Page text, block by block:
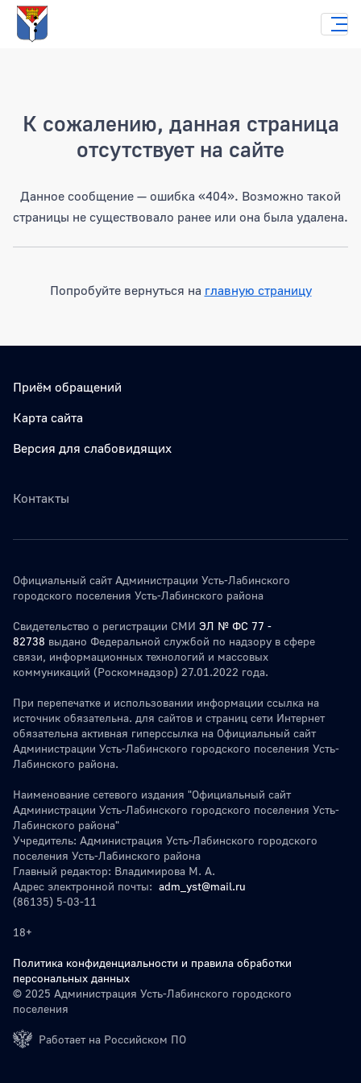
К сожалению, данная страница
отсутствует на сайте
Данное сообщение — ошибка «404». Возможно такой
страницы не существовало ранее или она была удалена.
Попробуйте вернуться на главную страницу
Приём обращений
Карта сайта
Версия для слабовидящих
Контакты
Официальный сайт Администрации Усть-Лабинского
городского поселения Усть-Лабинского района
Свидетельство о регистрации СМИ ЭЛ № ФС 77 -
82738 выдано Федеральной службой по надзору в сфере
связи, информационных технологий и массовых
коммуникаций (Роскомнадзор) 27.01.2022 года.
При перепечатке и использовании информации ссылка на
источник обязательна. для сайтов и страниц сети Интернет
обязательна активная гиперссылка на Официальный сайт
Администрации Усть-Лабинского городского поселения Усть-
Лабинского района.
Наименование сетевого издания "Официальный сайт
Администрации Усть-Лабинского городского поселения Усть-
Лабинского района"
Учредитель: Администрация Усть-Лабинского городского
поселения Усть-Лабинского района
Главный редактор: Владимирова М. А.
Адрес электронной почты: adm_yst@mail.ru
(86135) 5-03-11
18+
Политика конфиденциальности и правила обработки
персональных данных
© 2025 Администрация Усть-Лабинского городского
поселения
Работает на Российском ПО